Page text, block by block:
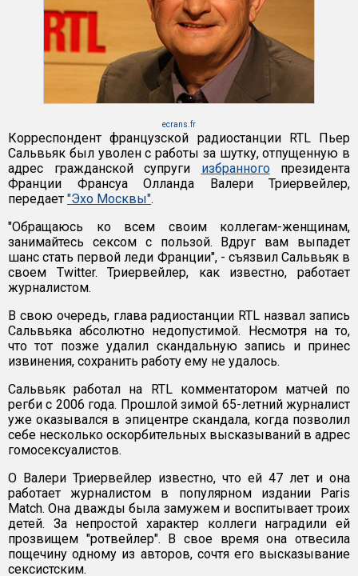
ecrans.fr
Корреспондент французской радиостанции RTL Пьер
Сальвьяк был уволен с работы за шутку, отпущенную в
адрес гражданской супруги избранногопрезидента
Франции Франсуа Олланда Валери Триервейлер,
передает "Эхо Москвы".
"Обращаюсь ко всем своим коллегам-женщинам,
занимайтесь сексом с пользой. Вдруг вам выпадет
шанс стать первой леди Франции", - съязвил Сальвьяк в
своем Twitter. Триервейлер, как известно, работает
журналистом.
В свою очередь, глава радиостанции RTL назвал запись
Сальвьяка абсолютно недопустимой. Несмотря на то,
что тот позже удалил скандальную запись и принес
извинения, сохранить работу ему не удалось.
Сальвьяк работал на RTL комментатором матчей по
регби с 2006 года. Прошлой зимой 65-летний журналист
уже оказывался в эпицентре скандала, когда позволил
себе несколько оскорбительных высказываний в адрес
гомосексуалистов.
О Валери Триервейлер известно, что ей 47 лет и она
работает журналистом в популярном издании Paris
Match. Она дважды была замужем и воспитывает троих
детей. За непростой характер коллеги наградили ей
прозвищем "ротвейлер". В свое время она отвесила
пощечину одному из авторов, сочтя его высказывание
сексистским.